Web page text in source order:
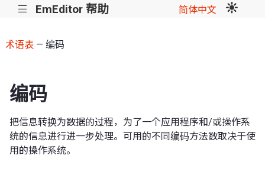
||| EmEditor 帮助 简体中文
术语表— 编码
编码
把信息转换为数据的过程，为了一个应用程序和/或操作系
统的信息进行进一步处理。可用的不同编码方法数取决于使
用的操作系统。